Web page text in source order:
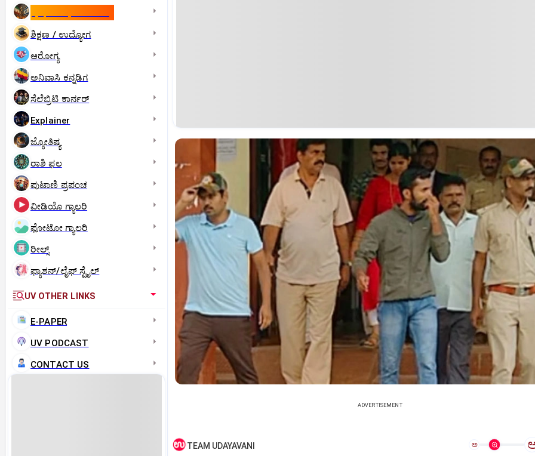
ಶಿಕ್ಷಣ / ಉದ್ಯೋಗ
ಆರೋಗ್ಯ
ಅನಿವಾಸಿ ಕನ್ನಡಿಗ
ಸೆಲೆಬ್ರಿಟಿ ಕಾರ್ನರ್‌
Explainer
ಜ್ಯೋತಿಷ್ಯ
ರಾಶಿ ಫಲ
ಪುಟಾಣಿ ಪ್ರಪಂಚ
ವೀಡಿಯೊ ಗ್ಯಾಲರಿ
ಫೋಟೋ ಗ್ಯಾಲರಿ
ರೀಲ್ಸ್
ಫ್ಯಾಶನ್/ಲೈಫ್‌ ಸ್ಟೈಲ್
UV OTHER LINKS
E-PAPER
UV PODCAST
CONTACT US
ADVERTISEMENT
TEAM UDAYAVANI ಅ